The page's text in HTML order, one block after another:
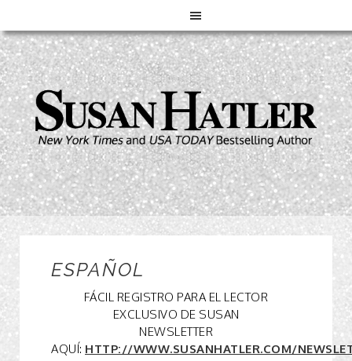
ESPAÑOL
FÁCIL REGISTRO PARA EL LECTOR
EXCLUSIVO DE SUSAN
NEWSLETTER
AQUÍ: HTTP://WWW.SUSANHATLER.COM/